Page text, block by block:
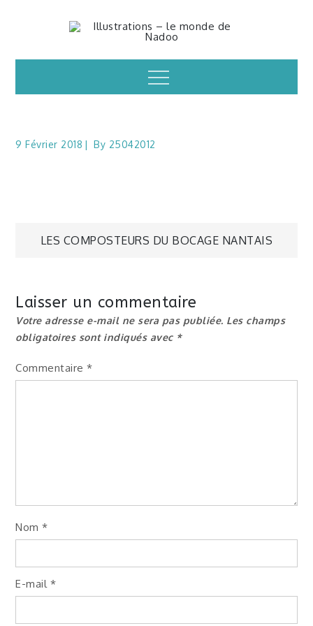
Illustrations – le
monde de Nadoo
Menu
9 Février 2018 By 25042012
Navigation
de
l’article
LES COMPOSTEURS DU BOCAGE NANTAIS
Laisser un commentaire
Votre adresse e-mail ne sera pas publiée. Les champs
obligatoires sont indiqués avec *
Commentaire*
Nom*
E-mail *